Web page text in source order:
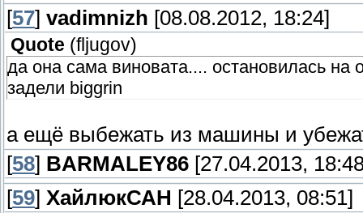
[57] vadimnizh [08.08.2012, 18:24]
Quote (fljugov)
да она сама виновата.... остановилась
задели biggrin
а ещё выбежать из машины и
[58] BARMALEY86 [27.04.2013,
[59] ХайлюкСАН [28.04.2013, 08:51]